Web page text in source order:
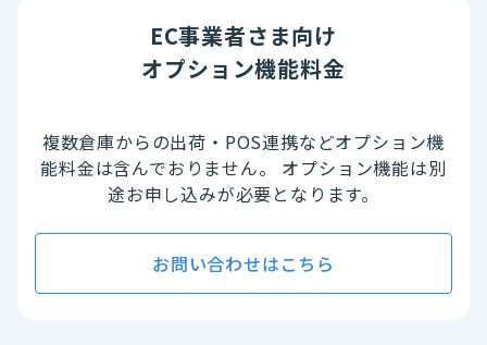
EC事業者さま向け
オプション機能料金
複数倉庫からの出荷・POS連携などオプション機
能料金は含んでおりません。
オプション機能は別
途お申し込みが必要となります。
お問い合わせはこちら